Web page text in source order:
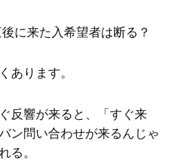
来た入希望者は断る？
あります。
反響が来ると、「すぐ来
ン問い合わせが来るんじゃ
る。